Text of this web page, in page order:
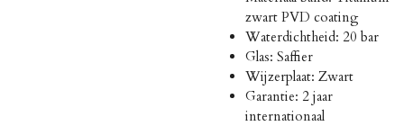
zwart PVD coating
Waterdichtheid: 20 bar
Glas: Saffier
Wijzerplaat: Zwart
Garantie: 2 jaar
internationaal